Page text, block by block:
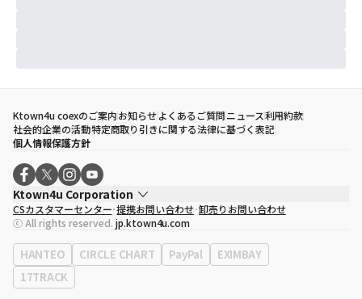
Ktown4u coexのご案内お知らせよくあるご質問ニュース利用約款
社会的企業の活動特定商取り引きに関する法律に基づく表記
個人情報保護方針
Ktown4u Corporation
代表取締役
ソン・ヒョミン
事業者登録番号120-87-71116
eContext
0120-23-7523
事務所住所
ソウル特別市江南区永東大路513、3階(三成洞、coex)
CSカスタマーセンター 提携お問い合わせ 卸売りお問い合わせ
ⓒ All rights reserved. jp.ktown4u.com
HANTEO CIRCLE CHART PayPal
EXIMBAY
17TRACK